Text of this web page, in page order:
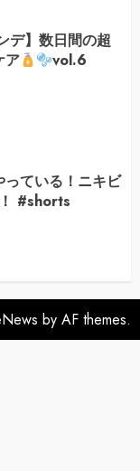
デ】数日間の超
ア
vol.6
ている！ニキビ
#shorts
by AF themes.